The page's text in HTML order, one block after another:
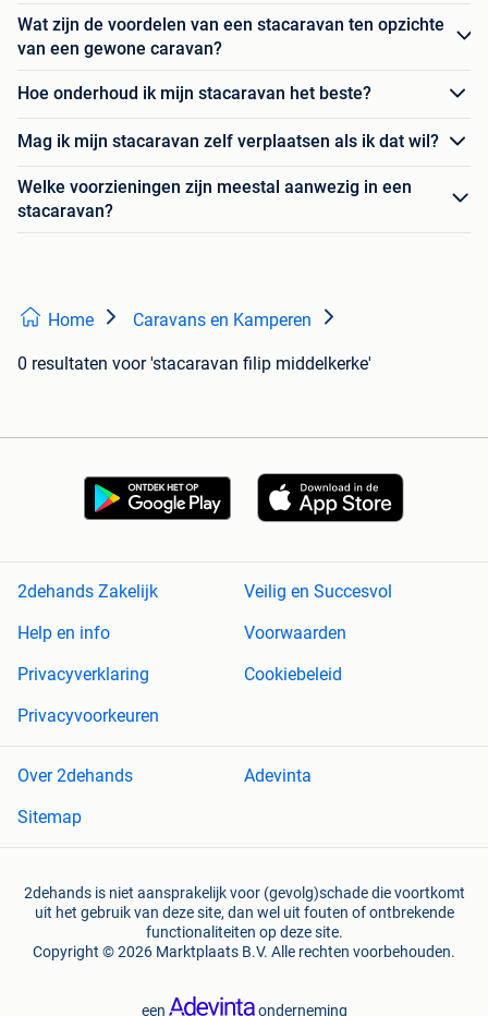
Wat zijn de voordelen van een stacaravan ten opzichte
van een gewone caravan?
Hoe onderhoud ik mijn stacaravan het beste?
Mag ik mijn stacaravan zelf verplaatsen als ik dat wil?
Welke voorzieningen zijn meestal aanwezig in een
stacaravan?
Home Caravans en Kamperen
0 resultaten voor 'stacaravan filip middelkerke'
2dehands Zakelijk
Veilig en Succesvol
Help en info
Voorwaarden
Privacyverklaring
Cookiebeleid
Privacyvoorkeuren
Over 2dehands
Adevinta
Sitemap
2dehands is niet aansprakelijk voor (gevolg)schade die voortkomt
uit het gebruik van deze site, dan wel uit fouten of ontbrekende
functionaliteiten op deze site.
Copyright © 2026 Marktplaats B.V. Alle rechten voorbehouden.
een onderneming